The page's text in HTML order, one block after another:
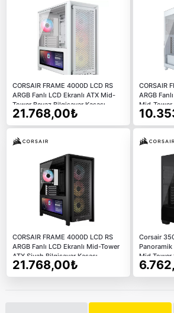
CORSAIR FRAME 4000D LCD RS
ARGB Fanlı LCD Ekranlı ATX Mid-
Tower Beyaz Bilgisayar Kasası
21.768,00₺
CORSAIR
ARGB
Mid-Tower
CORSAIR FRAME 4000D LCD RS
ARGB Fanlı LCD Ekranlı Mid-Tower
ATX Siyah Bilgisayar Kasası
21.768,00₺
Corsair
Panoramik
Mid Tower